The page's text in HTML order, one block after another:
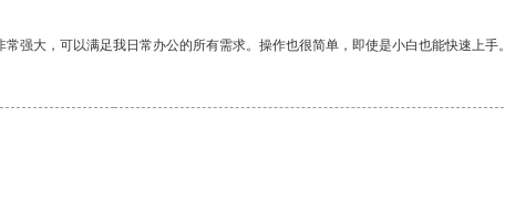
强大，可以满足我日常办公的所有需求。操作也很简单，即使是小白也能快速上手。